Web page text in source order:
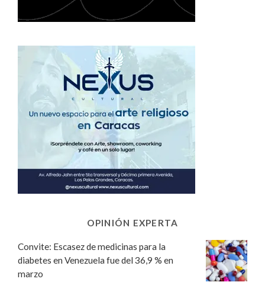
OPINIÓN EXPERTA
Convite: Escasez de medicinas para la
diabetes en Venezuela fue del 36,9 % en
marzo